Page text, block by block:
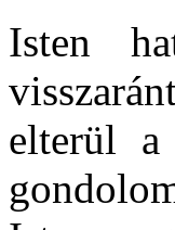
Isten
elterül a